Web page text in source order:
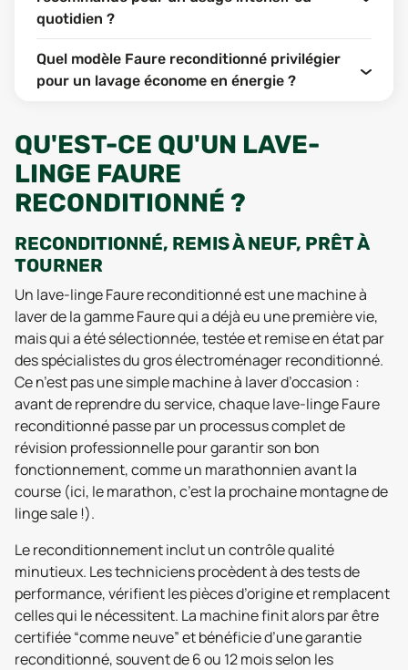
quotidien ?
Quel modèle Faure reconditionné privilégier
pour un lavage économe en énergie ?
QU'EST-CE QU'UN LAVE-
LINGE FAURE
RECONDITIONNÉ ?
RECONDITIONNÉ, REMIS À NEUF, PRÊT À
TOURNER
Un lave-linge Faure reconditionné est une machine à
laver de la gamme Faure qui a déjà eu une première vie,
mais qui a été sélectionnée, testée et remise en état par
des spécialistes du gros électroménager reconditionné.
Ce n’est pas une simple machine à laver d’occasion :
avant de reprendre du service, chaque lave-linge Faure
reconditionné passe par un processus complet de
révision professionnelle pour garantir son bon
fonctionnement, comme un marathonnien avant la
course (ici, le marathon, c’est la prochaine montagne de
linge sale !).
Le reconditionnement inclut un contrôle qualité
minutieux. Les techniciens procèdent à des tests de
performance, vérifient les pièces d’origine et remplacent
celles qui le nécessitent. La machine finit alors par être
certifiée “comme neuve” et bénéficie d’une garantie
reconditionné, souvent de 6 ou 12 mois selon les